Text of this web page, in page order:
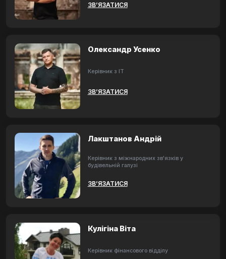
ЗВ’ЯЗАТИСЯ
Олександр Усенко
Керівник з ІТ
ЗВ’ЯЗАТИСЯ
Лакштанов Андрій
Керівник з міжнародних зв'язків у
будівельній галузі
ЗВ’ЯЗАТИСЯ
Кулігіна Віта
Керівник фінансового відділу